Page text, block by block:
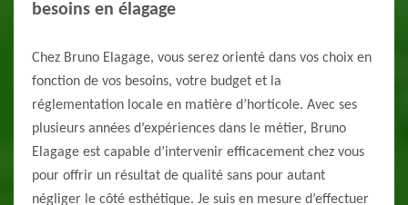
besoins en élagage
Chez Bruno Elagage, vous serez orienté dans vos choix en
fonction de vos besoins, votre budget et la
réglementation locale en matière d’horticole. Avec ses
plusieurs années d’expériences dans le métier, Bruno
Elagage est capable d’intervenir efficacement chez vous
pour offrir un résultat de qualité sans pour autant
négliger le côté esthétique. Je suis en mesure d’effectuer